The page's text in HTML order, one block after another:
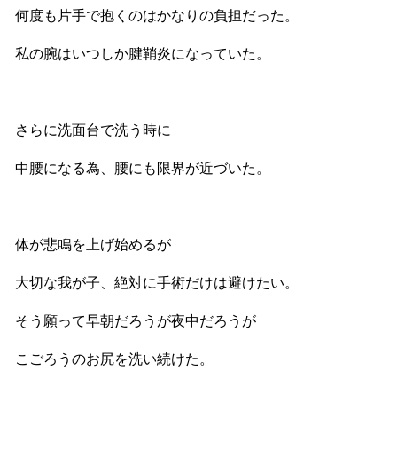
何度も片手で抱くのはかなりの負担だった。
私の腕はいつしか腱鞘炎になっていた。
さらに洗面台で洗う時に
中腰になる為、腰にも限界が近づいた。
体が悲鳴を上げ始めるが
大切な我が子、絶対に手術だけは避けたい。
そう願って早朝だろうが夜中だろうが
こごろうのお尻を洗い続けた。